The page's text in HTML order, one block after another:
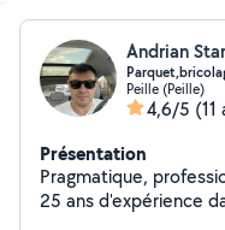
Andrian
Peille (Peille)
4,6/5 (11
Présentation
Pragmatique,
25 ans d'expérience